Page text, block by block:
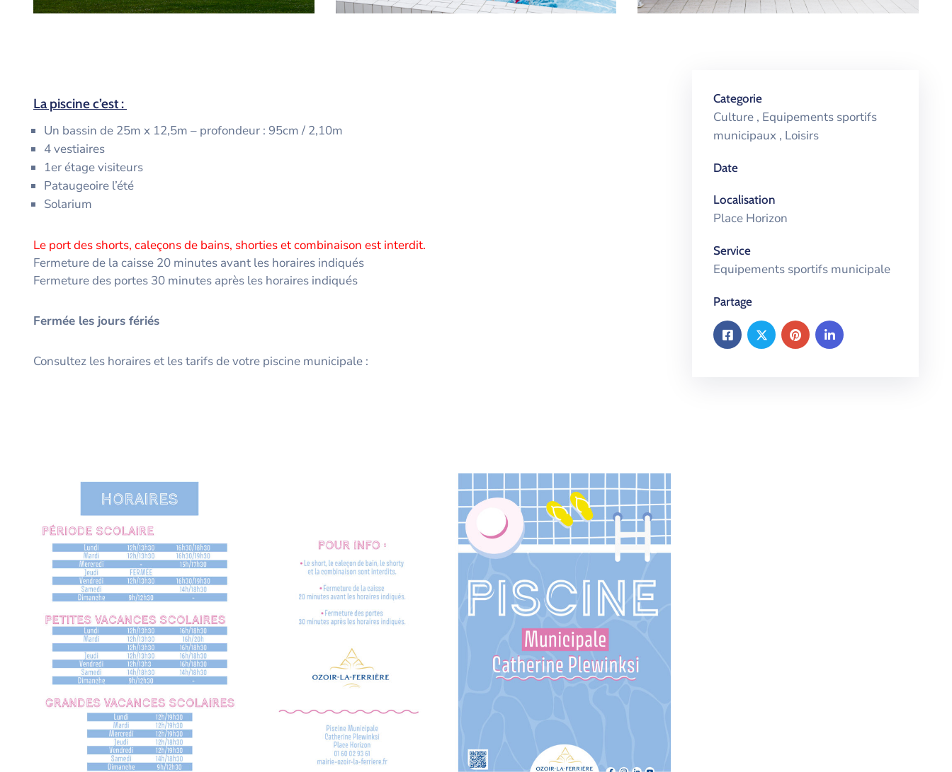
La piscine c’est :
Un bassin de 25m x 12,5m – profondeur : 95cm / 2,10m
4 vestiaires
1er étage visiteurs
Pataugeoire l’été
Solarium
Le port des shorts, caleçons de bains, shorties et combinaison est interdit.
Fermeture de la caisse 20 minutes avant les horaires indiqués
Fermeture des portes 30 minutes après les horaires indiqués
Fermée les jours fériés
Consultez les horaires et les tarifs de votre piscine municipale :
Categorie
Culture , Equipements sportifs
municipaux , Loisirs
Date
Localisation
Place Horizon
Service
Equipements sportifs municipale
Partage